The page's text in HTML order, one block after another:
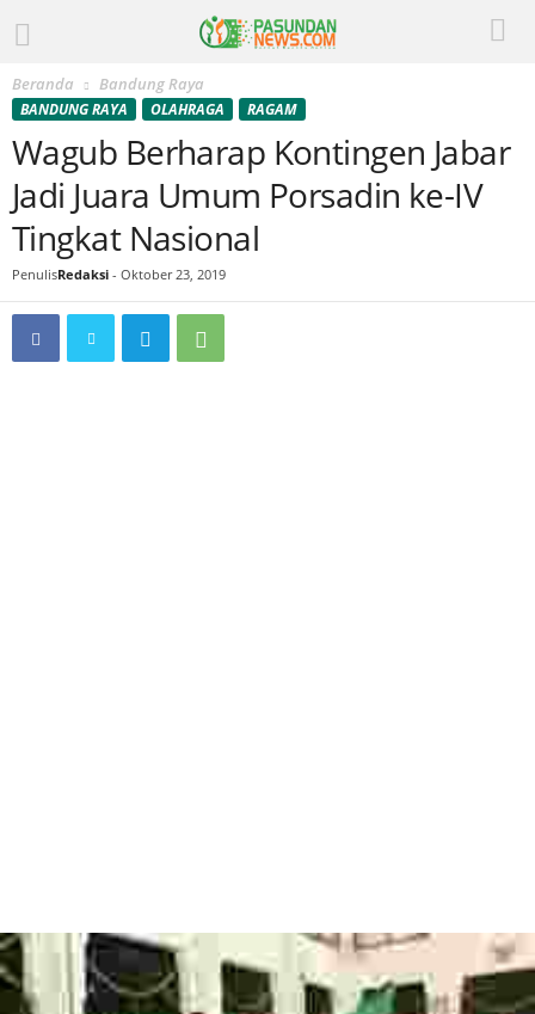
Beranda Bandung Raya
BANDUNG RAYA OLAHRAGA RAGAM
Wagub Berharap Kontingen Jabar
Jadi Juara Umum Porsadin ke-IV
Tingkat Nasional
PenulisRedaksi - Oktober 23, 2019